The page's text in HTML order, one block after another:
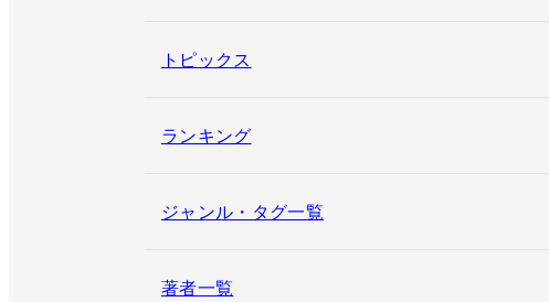
トピックス
ランキング
ジャンル・タグ一覧
著者一覧